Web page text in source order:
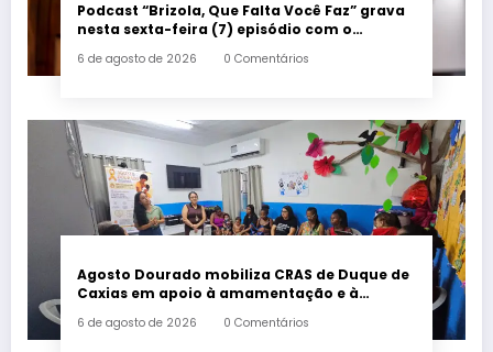
Podcast “Brizola, Que Falta Você Faz” grava
nesta sexta-feira (7) episódio com o
6 de agosto de 2026 0 Comentários
Agosto Dourado mobiliza CRAS de Duque de
Caxias em apoio à amamentação e à
6 de agosto de 2026 0 Comentários